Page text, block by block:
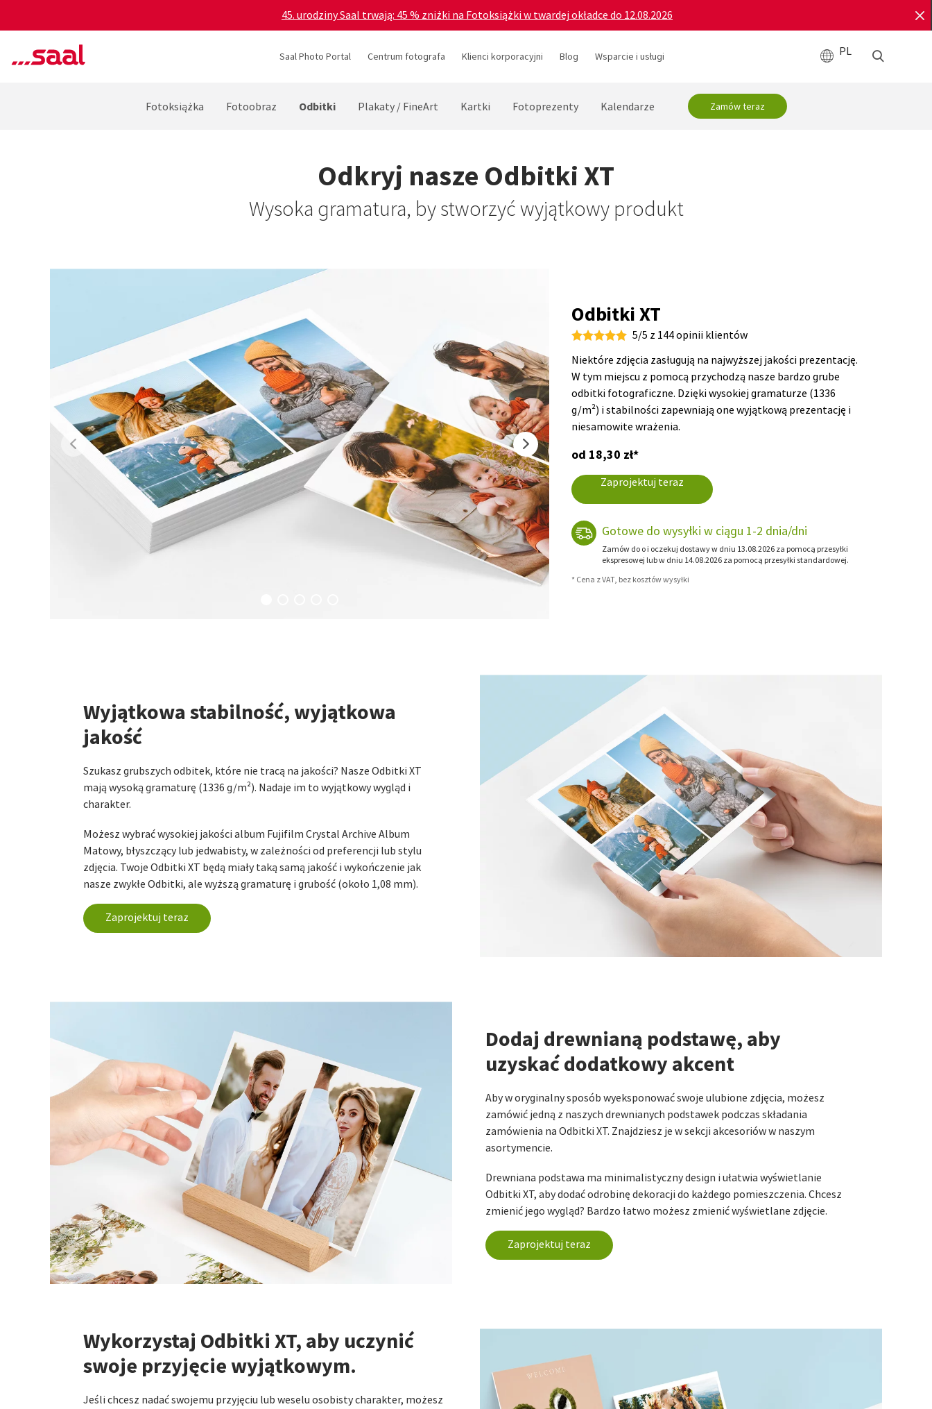
45. urodziny Saal trwają: 45 % zniżki na Fotoksiążki w twardej okładce do 12.08.2026
Saal Photo Portal Centrum fotografa Klienci korporacyjni Blog Wsparcie i usługi PL
Fotoksiążka Fotoobraz Odbitki Plakaty / FineArt Kartki Fotoprezenty Kalendarze Zamów teraz
Odkryj nasze Odbitki XT
Wysoka gramatura, by stworzyć wyjątkowy produkt
Odbitki XT
5/5 z 144 opinii klientów
Niektóre zdjęcia zasługują na najwyższej jakości prezentację.
W tym miejscu z pomocą przychodzą nasze bardzo grube
odbitki fotograficzne. Dzięki wysokiej gramaturze (1336
g/m²) i stabilności zapewniają one wyjątkową prezentację i
niesamowite wrażenia.
od 18,30 zł*
Zaprojektuj teraz
Gotowe do wysyłki w ciągu 1-2 dnia/dni
Zamów do o i oczekuj dostawy w dniu 13.08.2026 za pomocą przesyłki
ekspresowej lub w dniu 14.08.2026 za pomocą przesyłki standardowej.
* Cena z VAT, bez kosztów wysyłki
Wyjątkowa stabilność, wyjątkowa
jakość
Szukasz grubszych odbitek, które nie tracą na jakości? Nasze Odbitki XT
mają wysoką gramaturę (1336 g/m²). Nadaje im to wyjątkowy wygląd i
charakter.
Możesz wybrać wysokiej jakości album Fujifilm Crystal Archive Album
Matowy, błyszczący lub jedwabisty, w zależności od preferencji lub stylu
zdjęcia. Twoje Odbitki XT będą miały taką samą jakość i wykończenie jak
nasze zwykłe Odbitki, ale wyższą gramaturę i grubość (około 1,08 mm).
Zaprojektuj teraz
Dodaj drewnianą podstawę, aby
uzyskać dodatkowy akcent
Aby w oryginalny sposób wyeksponować swoje ulubione zdjęcia, możesz
zamówić jedną z naszych drewnianych podstawek podczas składania
zamówienia na Odbitki XT. Znajdziesz je w sekcji akcesoriów w naszym
asortymencie.
Drewniana podstawa ma minimalistyczny design i ułatwia wyświetlanie
Odbitki XT, aby dodać odrobinę dekoracji do każdego pomieszczenia. Chcesz
zmienić jego wygląd? Bardzo łatwo możesz zmienić wyświetlane zdjęcie.
Zaprojektuj teraz
Wykorzystaj Odbitki XT, aby uczynić
swoje przyjęcie wyjątkowym.
Jeśli chcesz nadać swojemu przyjęciu lub weselu osobisty charakter, możesz